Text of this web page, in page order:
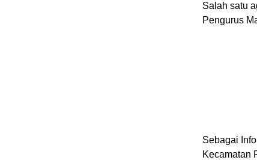
Salah satu
Pengurus
Sebagai
Kecamatan